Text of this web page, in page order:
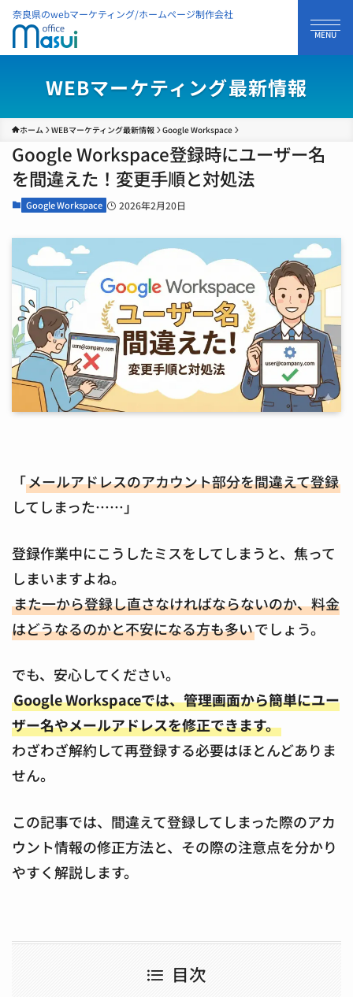
奈良県のwebマーケティング/ホームページ制作会社
WEBマーケティング最新情報
ホーム WEBマーケティング最新情報 Google Workspace
Google Workspace登録時にユーザー名
を間違えた！変更手順と対処法
Google Workspace 2026年2月20日
「メールアドレスのアカウント部分を間違えて登録
してしまった……」
登録作業中にこうしたミスをしてしまうと、焦って
しまいますよね。
また一から登録し直さなければならないのか、料金
はどうなるのかと不安になる方も多いでしょう。
でも、安心してください。
Google Workspaceでは、管理画面から簡単にユー
ザー名やメールアドレスを修正できます。
わざわざ解約して再登録する必要はほとんどありま
せん。
この記事では、間違えて登録してしまった際のアカ
ウント情報の修正方法と、その際の注意点を分かり
やすく解説します。
目次